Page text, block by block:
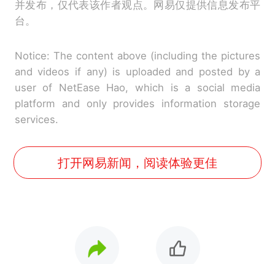
并发布，仅代表该作者观点。网易仅提供信息发布平
台。
Notice: The content above (including the pictures
and videos if any) is uploaded and posted by a
user of NetEase Hao, which is a social media
platform and only provides information storage
services.
打开网易新闻，阅读体验更佳